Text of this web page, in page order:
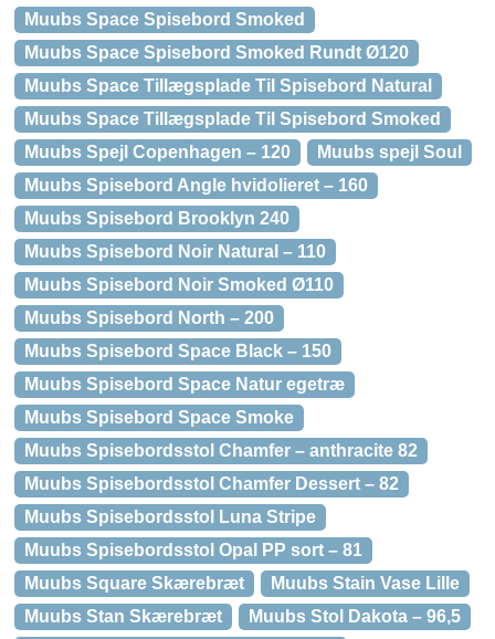
Muubs Space Spisebord Smoked
Muubs Space Spisebord Smoked Rundt Ø120
Muubs Space Tillægsplade Til Spisebord Natural
Muubs Space Tillægsplade Til Spisebord Smoked
Muubs Spejl Copenhagen – 120
Muubs spejl Soul
Muubs Spisebord Angle hvidolieret – 160
Muubs Spisebord Brooklyn 240
Muubs Spisebord Noir Natural – 110
Muubs Spisebord Noir Smoked Ø110
Muubs Spisebord North – 200
Muubs Spisebord Space Black – 150
Muubs Spisebord Space Natur egetræ
Muubs Spisebord Space Smoke
Muubs Spisebordsstol Chamfer – anthracite 82
Muubs Spisebordsstol Chamfer Dessert – 82
Muubs Spisebordsstol Luna Stripe
Muubs Spisebordsstol Opal PP sort – 81
Muubs Square Skærebræt
Muubs Stain Vase Lille
Muubs Stan Skærebræt
Muubs Stol Dakota – 96,5